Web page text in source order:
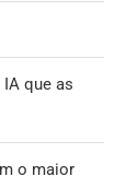
que as
o maior